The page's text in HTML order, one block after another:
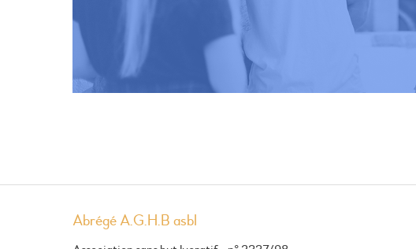
Abrégé A.G.H.B asbl